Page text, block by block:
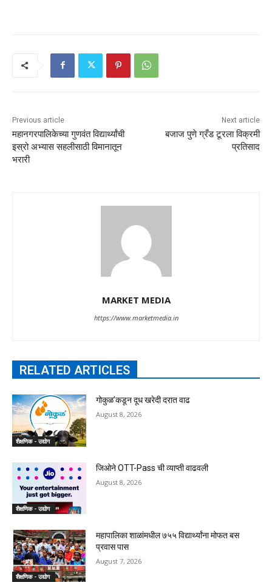
Previous article
महानगरपालिकेच्या गुणवंत विद्यार्थ्यांची
इस्रो अभ्यास सहलीसाठी विमानातून
भरारी
Next article
बजाज पुणे ग्रँड टूरला विक्रमी
प्रतिसाद
MARKET MEDIA
https://www.marketmedia.in
RELATED ARTICLES
शैक्षणिक - उद्योग
गोकुळ’कडून दूध खरेदी दरात वाढ
August 8, 2026
शैक्षणिक - उद्योग
जिओने OTT-Pass ची व्याप्ती वाढवली
August 8, 2026
शैक्षणिक - उद्योग
महापालिका शाळांमधील ७५५ विद्यार्थ्यांना मोफत बस
प्रवास पास
August 7, 2026